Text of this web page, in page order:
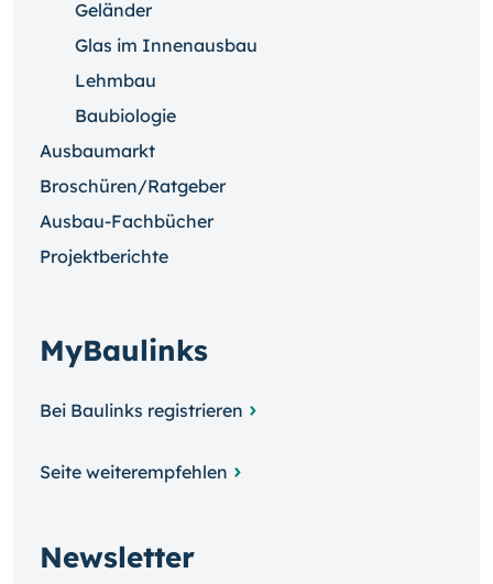
Geländer
Glas im Innenausbau
Lehmbau
Baubiologie
Ausbaumarkt
Broschüren/Ratgeber
Ausbau-Fachbücher
Projektberichte
MyBaulinks
Bei Baulinks registrieren
Seite weiterempfehlen
Newsletter